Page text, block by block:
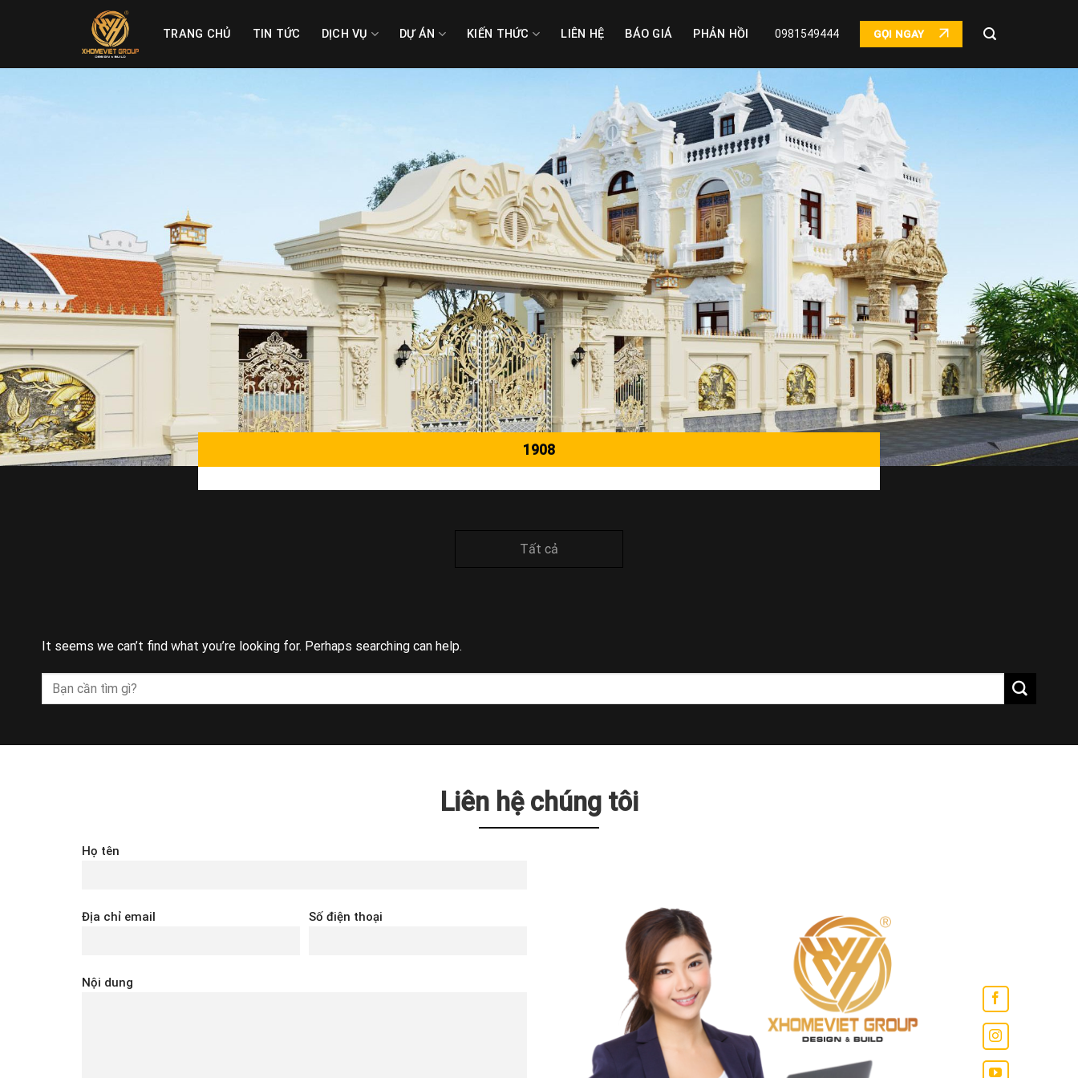
TRANG CHỦ TIN TỨC DỊCH VỤ DỰ ÁN KIẾN THỨC LIÊN HỆ BÁO GIÁ PHẢN HỒI 0981549444 GỌI NGAY
1908
Tất cả
It seems we can’t find what you’re looking for. Perhaps searching can help.
Liên hệ chúng tôi
Họ tên
Địa chỉ email Số điện thoại
Nội dung